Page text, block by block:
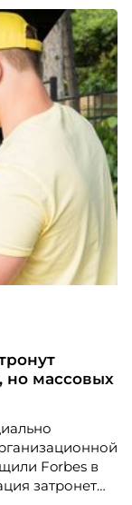
но массовых
Forbes в
затронет